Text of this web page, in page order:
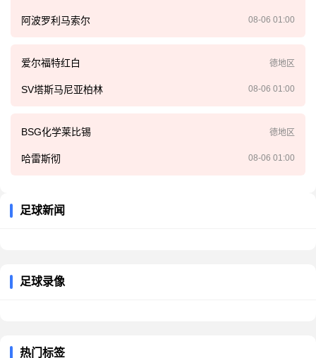
阿波罗利马索尔 08-06 01:00
爱尔福特红白 德地区
SV塔斯马尼亚柏林 08-06 01:00
BSG化学莱比锡 德地区
哈雷斯彻 08-06 01:00
足球新闻
足球录像
热门标签